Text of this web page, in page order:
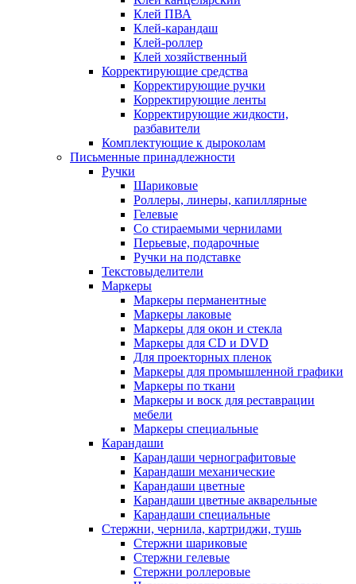
Клей ПВА
Клей-карандаш
Клей-роллер
Клей хозяйственный
Корректирующие средства
Корректирующие ручки
Корректирующие ленты
Корректирующие жидкости,
разбавители
Комплектующие к дыроколам
Письменные принадлежности
Ручки
Шариковые
Роллеры, линеры, капиллярные
Гелевые
Со стираемыми чернилами
Перьевые, подарочные
Ручки на подставке
Текстовыделители
Маркеры
Маркеры перманентные
Маркеры лаковые
Маркеры для окон и стекла
Маркеры для CD и DVD
Для проекторных пленок
Маркеры для промышленной графики
Маркеры по ткани
Маркеры и воск для реставрации
мебели
Маркеры специальные
Карандаши
Карандаши чернографитовые
Карандаши механические
Карандаши цветные
Карандаши цветные акварельные
Карандаши специальные
Стержни, чернила, картриджи, тушь
Стержни шариковые
Стержни гелевые
Стержни роллеровые